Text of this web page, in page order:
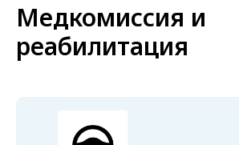
Медкомиссия и
реабилитация